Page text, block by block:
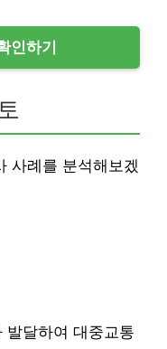
인하기
사례를 분석해보겠
발달하여 대중교통